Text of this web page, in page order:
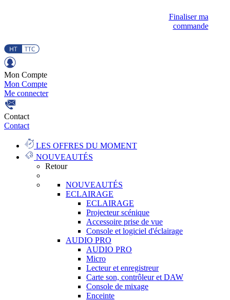
Finaliser ma
commande
Mon Compte
Mon Compte
Me connecter
Contact
Contact
LES OFFRES DU MOMENT
NOUVEAUTÉS
Retour
NOUVEAUTÉS
ECLAIRAGE
ECLAIRAGE
Projecteur scénique
Accessoire prise de vue
Console et logiciel d'éclairage
AUDIO PRO
AUDIO PRO
Micro
Lecteur et enregistreur
Carte son, contrôleur et DAW
Console de mixage
Enceinte